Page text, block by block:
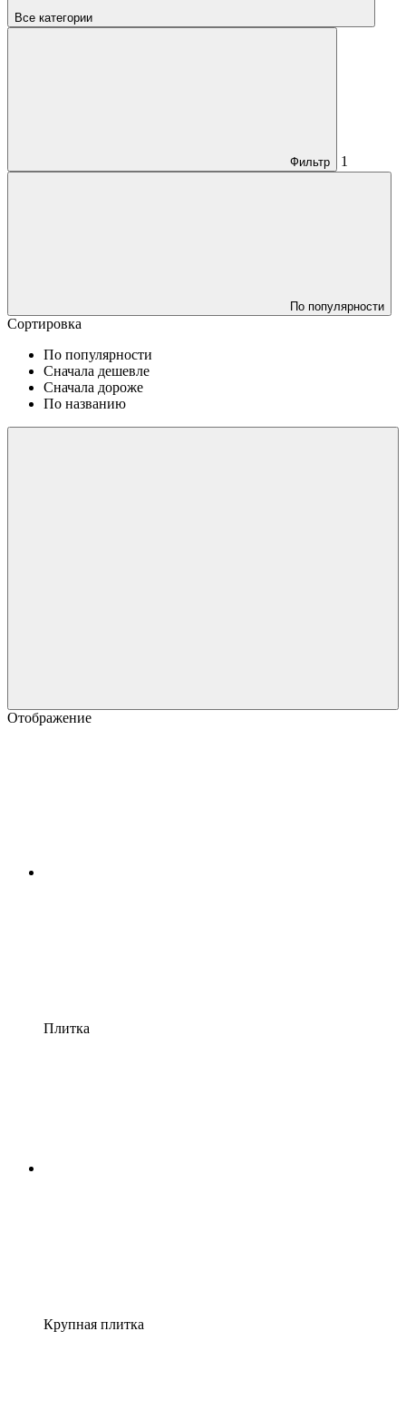
Все категории
Фильтр 1
По популярности
Сортировка
По популярности
Сначала дешевле
Сначала дороже
По названию
Отображение
Плитка
Крупная плитка